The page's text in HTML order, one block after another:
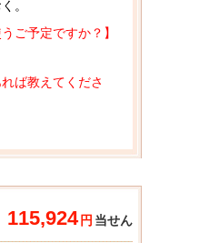
。
ご予定ですか？】
ば教えてくださ
115,924円 当せん